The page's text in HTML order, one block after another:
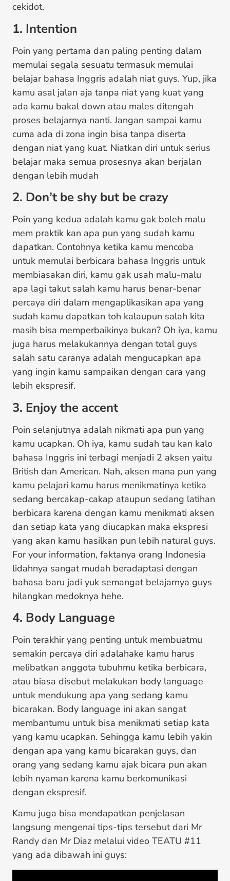
cekidot.
1. Intention
Poin yang pertama dan paling penting dalam
memulai segala sesuatu termasuk memulai
belajar bahasa Inggris adalah niat guys. Yup, jika
kamu asal jalan aja tanpa niat yang kuat yang
ada kamu bakal down atau males ditengah
proses belajarnya nanti. Jangan sampai kamu
cuma ada di zona ingin bisa tanpa diserta
dengan niat yang kuat. Niatkan diri untuk serius
belajar maka semua prosesnya akan berjalan
dengan lebih mudah
2. Don’t be shy but be crazy
Poin yang kedua adalah kamu gak boleh malu
mem praktik kan apa pun yang sudah kamu
dapatkan. Contohnya ketika kamu mencoba
untuk memulai berbicara bahasa Inggris untuk
membiasakan diri, kamu gak usah malu-malu
apa lagi takut salah kamu harus benar-benar
percaya diri dalam mengaplikasikan apa yang
sudah kamu dapatkan toh kalaupun salah kita
masih bisa memperbaikinya bukan? Oh iya, kamu
juga harus melakukannya dengan total guys
salah satu caranya adalah mengucapkan apa
yang ingin kamu sampaikan dengan cara yang
lebih ekspresif.
3. Enjoy the accent
Poin selanjutnya adalah nikmati apa pun yang
kamu ucapkan. Oh iya, kamu sudah tau kan kalo
bahasa Inggris ini terbagi menjadi 2 aksen yaitu
British dan American. Nah, aksen mana pun yang
kamu pelajari kamu harus menikmatinya ketika
sedang bercakap-cakap ataupun sedang latihan
berbicara karena dengan kamu menikmati aksen
dan setiap kata yang diucapkan maka ekspresi
yang akan kamu hasilkan pun lebih natural guys.
For your information, faktanya orang Indonesia
lidahnya sangat mudah beradaptasi dengan
bahasa baru jadi yuk semangat belajarnya guys
hilangkan medoknya hehe.
4. Body Language
Poin terakhir yang penting untuk membuatmu
semakin percaya diri adalahake kamu harus
melibatkan anggota tubuhmu ketika berbicara,
atau biasa disebut melakukan body language
untuk mendukung apa yang sedang kamu
bicarakan. Body language ini akan sangat
membantumu untuk bisa menikmati setiap kata
yang kamu ucapkan. Sehingga kamu lebih yakin
dengan apa yang kamu bicarakan guys, dan
orang yang sedang kamu ajak bicara pun akan
lebih nyaman karena kamu berkomunikasi
dengan ekspresif.
Kamu juga bisa mendapatkan penjelasan
langsung mengenai tips-tips tersebut dari Mr
Randy dan Mr Diaz melalui video TEATU #11
yang ada dibawah ini guys: